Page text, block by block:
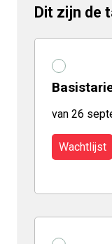
Dit zijn de
van 26
Wachtlijst